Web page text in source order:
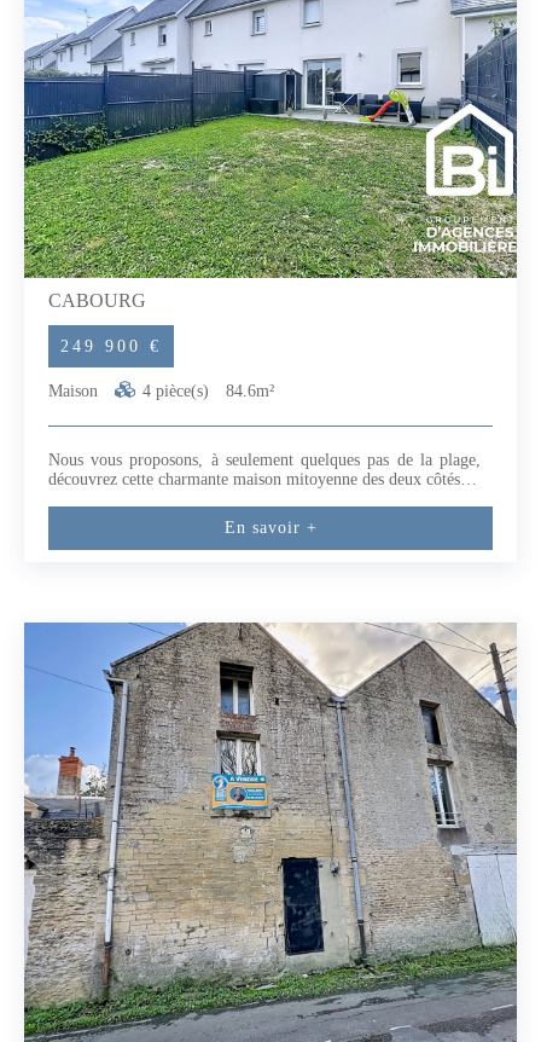
CABOURG
249 900 €
Maison 4 pièce(s) 84.6m²
Nous vous proposons, à seulement quelques pas de la plage,
découvrez cette charmante maison mitoyenne des deux côtés de
praticité et qualité de vie.Dès l'entrée, découvrez une belle
pièce de vie baignée de lumière, composée d'une cuisine
quotidien.A l'extérieur, vous profiterez d'une parcelle de 196
m² agrémentée de deux terrasses. Un garage vient compléter
les prestations de ce bien.Son emplacement recherché, à
proximité immédiate de la plage, constitue un véritable atout.
Résidence principale pour profiter d'un cadre de vie privilégié
toute l'année, pied-à-terre pour vos escapades en bord de mer
ou investissement en location saisonnière : cette maison
s'adapte à tous vos projets.Une belle opportunité sur le secteur.
Ne tardez pas à venir la découvrir!Conformément à la
Réglementation TRACFIN, une pièce d'identité sera demandée
pour toute visite.Les informations sur les risques auxquels ce
bien est exposé sont disponibles sur le site GEORISQUES :
https://www.georisques.gouv.frMaxime SIMONRSAC n° 900
842 428 (2.02 % honoraires TTC à la charge de l'acquéreur.)
Maxime SIMON (EI) Agent Commercial - Numéro RSAC :
900842428 - .
En savoir +